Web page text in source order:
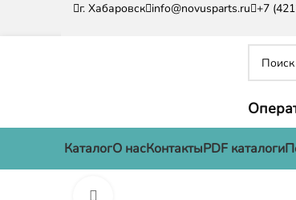
г. Хабаровск info@novusparts.ru +7
КаталогО насКонтактыPDF каталоги